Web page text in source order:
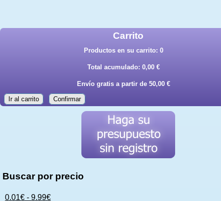
Carrito
Productos en su carrito: 0
Total acumulado: 0,00 €
Envío gratis a partir de 50,00 €
Ir al carrito Confirmar
Buscar por precio
0.01€ - 9.99€